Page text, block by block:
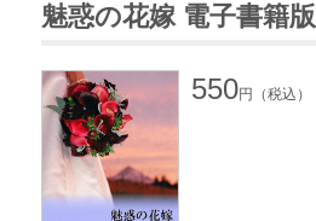
魅惑の花嫁 電子書籍版
550円（税込）